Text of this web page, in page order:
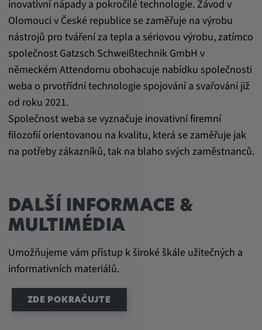
inovativní nápady a pokročilé technologie. Závod v
Olomouci v České republice se zaměřuje na výrobu
nástrojů pro tváření za tepla a sériovou výrobu, zatímco
společnost Gatzsch Schweißtechnik GmbH v
německém Attendornu obohacuje nabídku společnosti
weba o prvotřídní technologie spojování a svařování již
od roku 2021.
Společnost weba se vyznačuje inovativní firemní
filozofií orientovanou na kvalitu, která se zaměřuje jak
na potřeby zákazníků, tak na blaho svých zaměstnanců.
DALŠÍ INFORMACE &
MULTIMÉDIA
Umožňujeme vám přístup k široké škále užitečných a
informativních materiálů.
ZDE POKRAČUJTE